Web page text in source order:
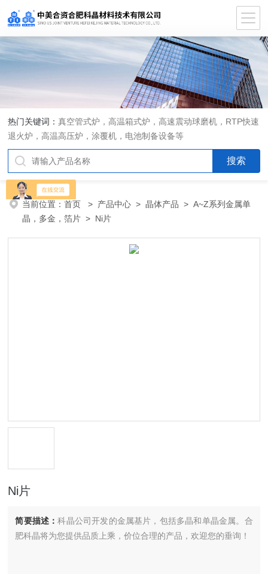
热门关键词：真空管式炉，高温箱式炉，高速震动球磨机，RTP快速
退火炉，高温高压炉，涂覆机，电池制备设备等
当前位置：首页 > 产品中心 >晶体产品 >A~Z系列金属单
晶，多金，箔片 > Ni片
Ni片
简要描述：科晶公司开发的金属基片，包括多晶和单晶金属。合
肥科晶将为您提供品质上乘，价位合理的产品，欢迎您的垂询！